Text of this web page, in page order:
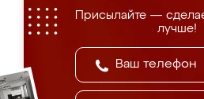
Присылайте —
лучше!